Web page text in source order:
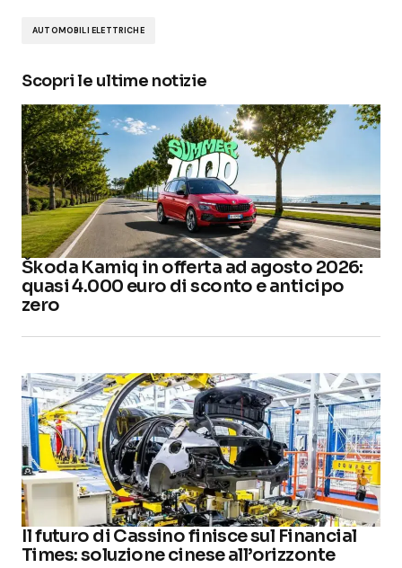
AUTOMOBILI ELETTRICHE
Scopri le ultime notizie
Škoda Kamiq in offerta ad agosto 2026:
quasi 4.000 euro di sconto e anticipo
zero
Il futuro di Cassino finisce sul Financial
Times: soluzione cinese all’orizzonte